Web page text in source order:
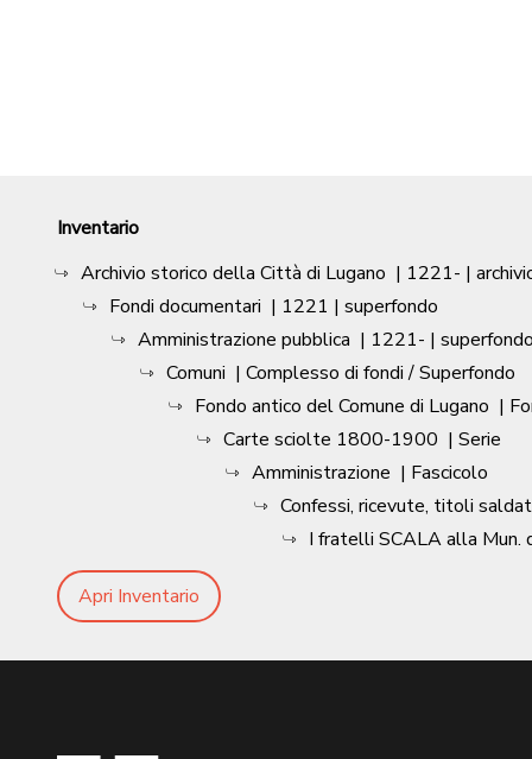
Inventario
Archivio storico della Città di Lugano | 1221- |
Fondi documentari | 1221 | superfondo
Amministrazione pubblica | 1221- | superfondo
Comuni | Complesso di fondi / Superfondo
Fondo antico del Comune di Lugano |
Carte sciolte 1800-1900 | Serie
Amministrazione | Fascicolo
Confessi, ricevute, titoli
I fratelli SCALA alla Mun.
Apri Inventario